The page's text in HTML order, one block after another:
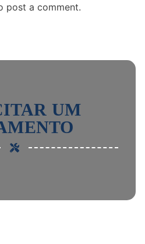
post a comment.
UM